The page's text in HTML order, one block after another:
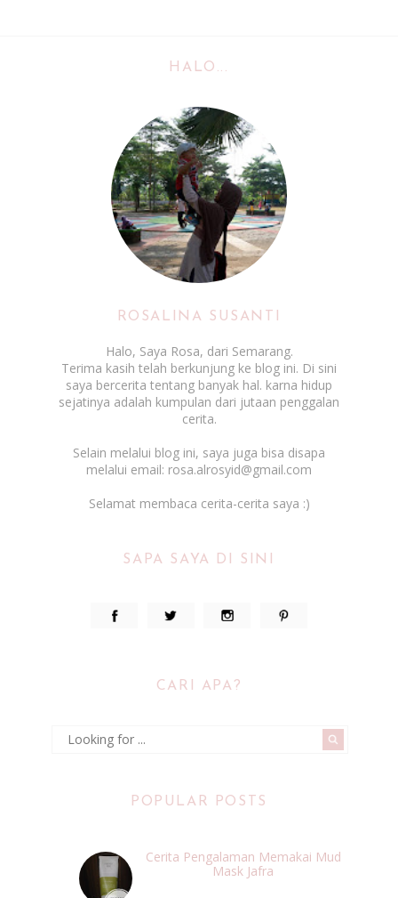
HALO...
ROSALINA SUSANTI
Halo, Saya Rosa, dari Semarang.
Terima kasih telah berkunjung ke blog ini. Di sini
saya bercerita tentang banyak hal. karna hidup
sejatinya adalah kumpulan dari jutaan penggalan
cerita.
Selain melalui blog ini, saya juga bisa disapa
melalui email: rosa.alrosyid@gmail.com
Selamat membaca cerita-cerita saya :)
SAPA SAYA DI SINI
CARI APA?
POPULAR POSTS
Cerita Pengalaman Memakai Mud
Mask Jafra